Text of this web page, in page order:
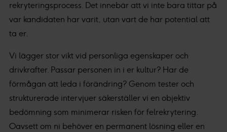
rekryteringsprocess. Det innebär att vi inte bara tittar på
var kandidaten har varit, utan vart de har potential att
ta er.
Vi lägger stor vikt vid personliga egenskaper och
drivkrafter. Passar personen in i er kultur? Har de
förmågan att leda i förändring? Genom tester och
strukturerade intervjuer säkerställer vi en objektiv
bedömning som minimerar risken för felrekrytering.
Oavsett om ni behöver en permanent lösning eller en